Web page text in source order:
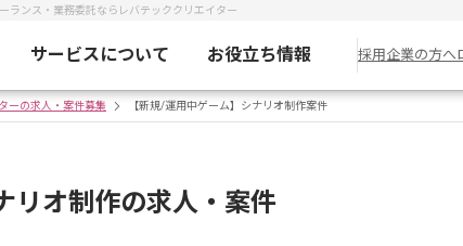
ランス・業務委託ならレバテッククリエイター
サービスについて お役立ち情報 採用企業の方へ
ーの求人・案件募集 【新規/運用中ゲーム】シナリオ制作案件
リオ制作の求人・案件